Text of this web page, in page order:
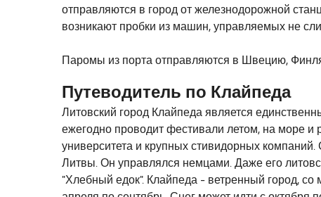
отправляются в город от железнодорожной
возникают пробки из машин, управляемых не
Паромы из порта отправляются в Швецию,
Путеводитель по Клайпеда
Литовский город Клайпеда является
ежегодно проводит фестивали летом, на море и
университета и крупных стивидорных компаний.
Литвы. Он управлялся немцами. Даже его
"Хлебный едок". Клайпеда - ветренный город,